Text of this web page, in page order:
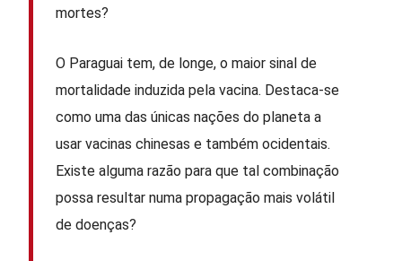
mortes?
O Paraguai tem, de longe, o maior sinal de
mortalidade induzida pela vacina. Destaca-se
como uma das únicas nações do planeta a
usar vacinas chinesas e também ocidentais.
Existe alguma razão para que tal combinação
possa resultar numa propagação mais volátil
de doenças?